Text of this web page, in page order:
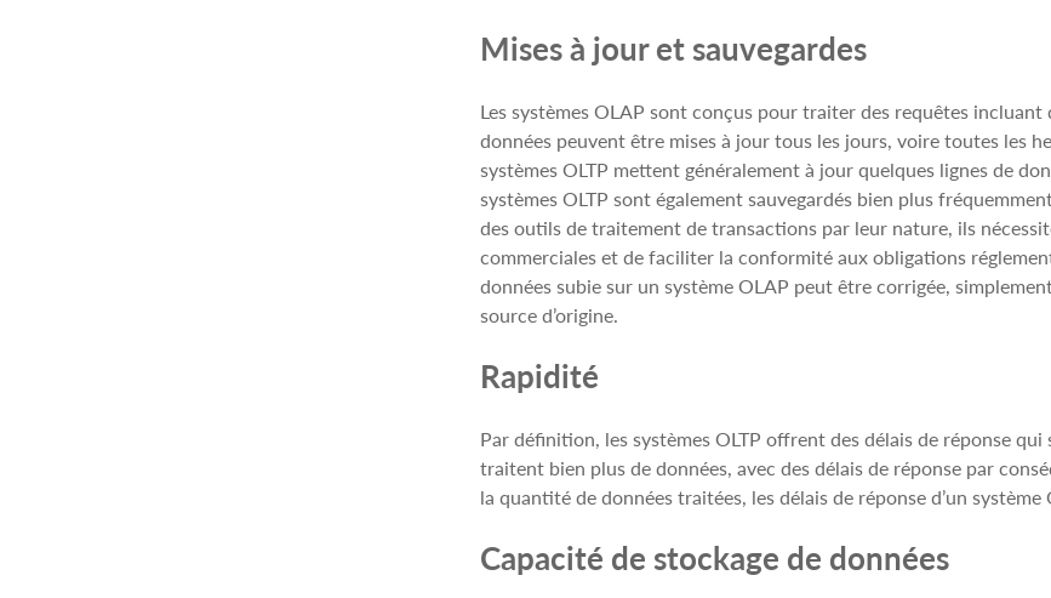
Mises à jour et sauvegardes
Les systèmes OLAP sont conçus pour traiter des requêtes
données peuvent être mises à jour tous les jours, voire toutes les
systèmes OLTP mettent généralement à jour quelques lignes de
systèmes OLTP sont également sauvegardés bien plus
des outils de traitement de transactions par leur nature, ils
commerciales et de faciliter la conformité aux obligations
données subie sur un système OLAP peut être corrigée,
source d’origine.
Rapidité
Par définition, les systèmes OLTP offrent des délais de réponse
traitent bien plus de données, avec des délais de réponse par
la quantité de données traitées, les délais de réponse d’un
Capacité de stockage de données